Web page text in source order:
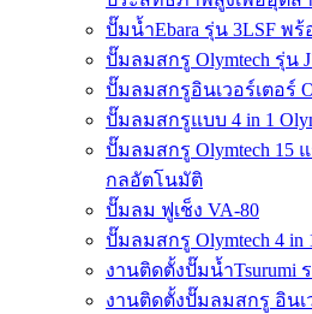
ปั๊มน้ำEbara รุ่น 3LSF พ
ปั๊มลมสกรู Olymtech รุ่น
ปั๊มลมสกรูอินเวอร์เตอร์
ปั๊มลมสกรูแบบ 4 in 1
ปั๊มลมสกรู Olymtech 15
กลอัตโนมัติ
ปั๊มลม ฟูเช็ง VA-80
ปั๊มลมสกรู Olymtech 4 in
งานติดตั้งปั๊มน้ำTsurumi
งานติดตั้งปั๊มลมสกรู อินเ